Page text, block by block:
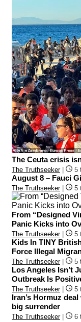
The Ceuta crisis
The Truthseeker| 5
August 8 – Fauci
The Truthseeker| 5
From “Designed
Panic Kicks into
The Truthseeker| 5
Kids In TINY
Force Illegal
The Truthseeker| 5
Los Angeles Isn’t
Outbreak Is
The Truthseeker| 5
Iran’s Hormuz
big surrender
The Truthseeker| 6